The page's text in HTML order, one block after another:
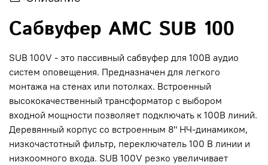
Сабвуфер AMC SUB 100
SUB 100V - это пассивный сабвуфер для 100В аудио
систем оповещения. Предназначен для легкого
монтажа на стенах или потолках. Встроенный
высококачественный трансформатор с выбором
входной мощности позволяет подключать к 100В линий.
Деревянный корпус со встроенным 8" НЧ-динамиком,
низкочастотный фильтр, переключатель 100 В линии и
низкоомного входа. SUB 100V резко увеличивает